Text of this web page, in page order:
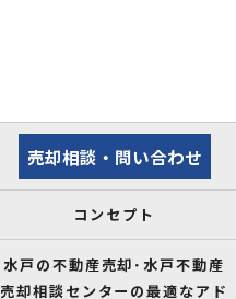
売却相談・問い合わせ
コンセプト
水戸の不動産売却･水戸不動産
売却相談センターの最適なアド